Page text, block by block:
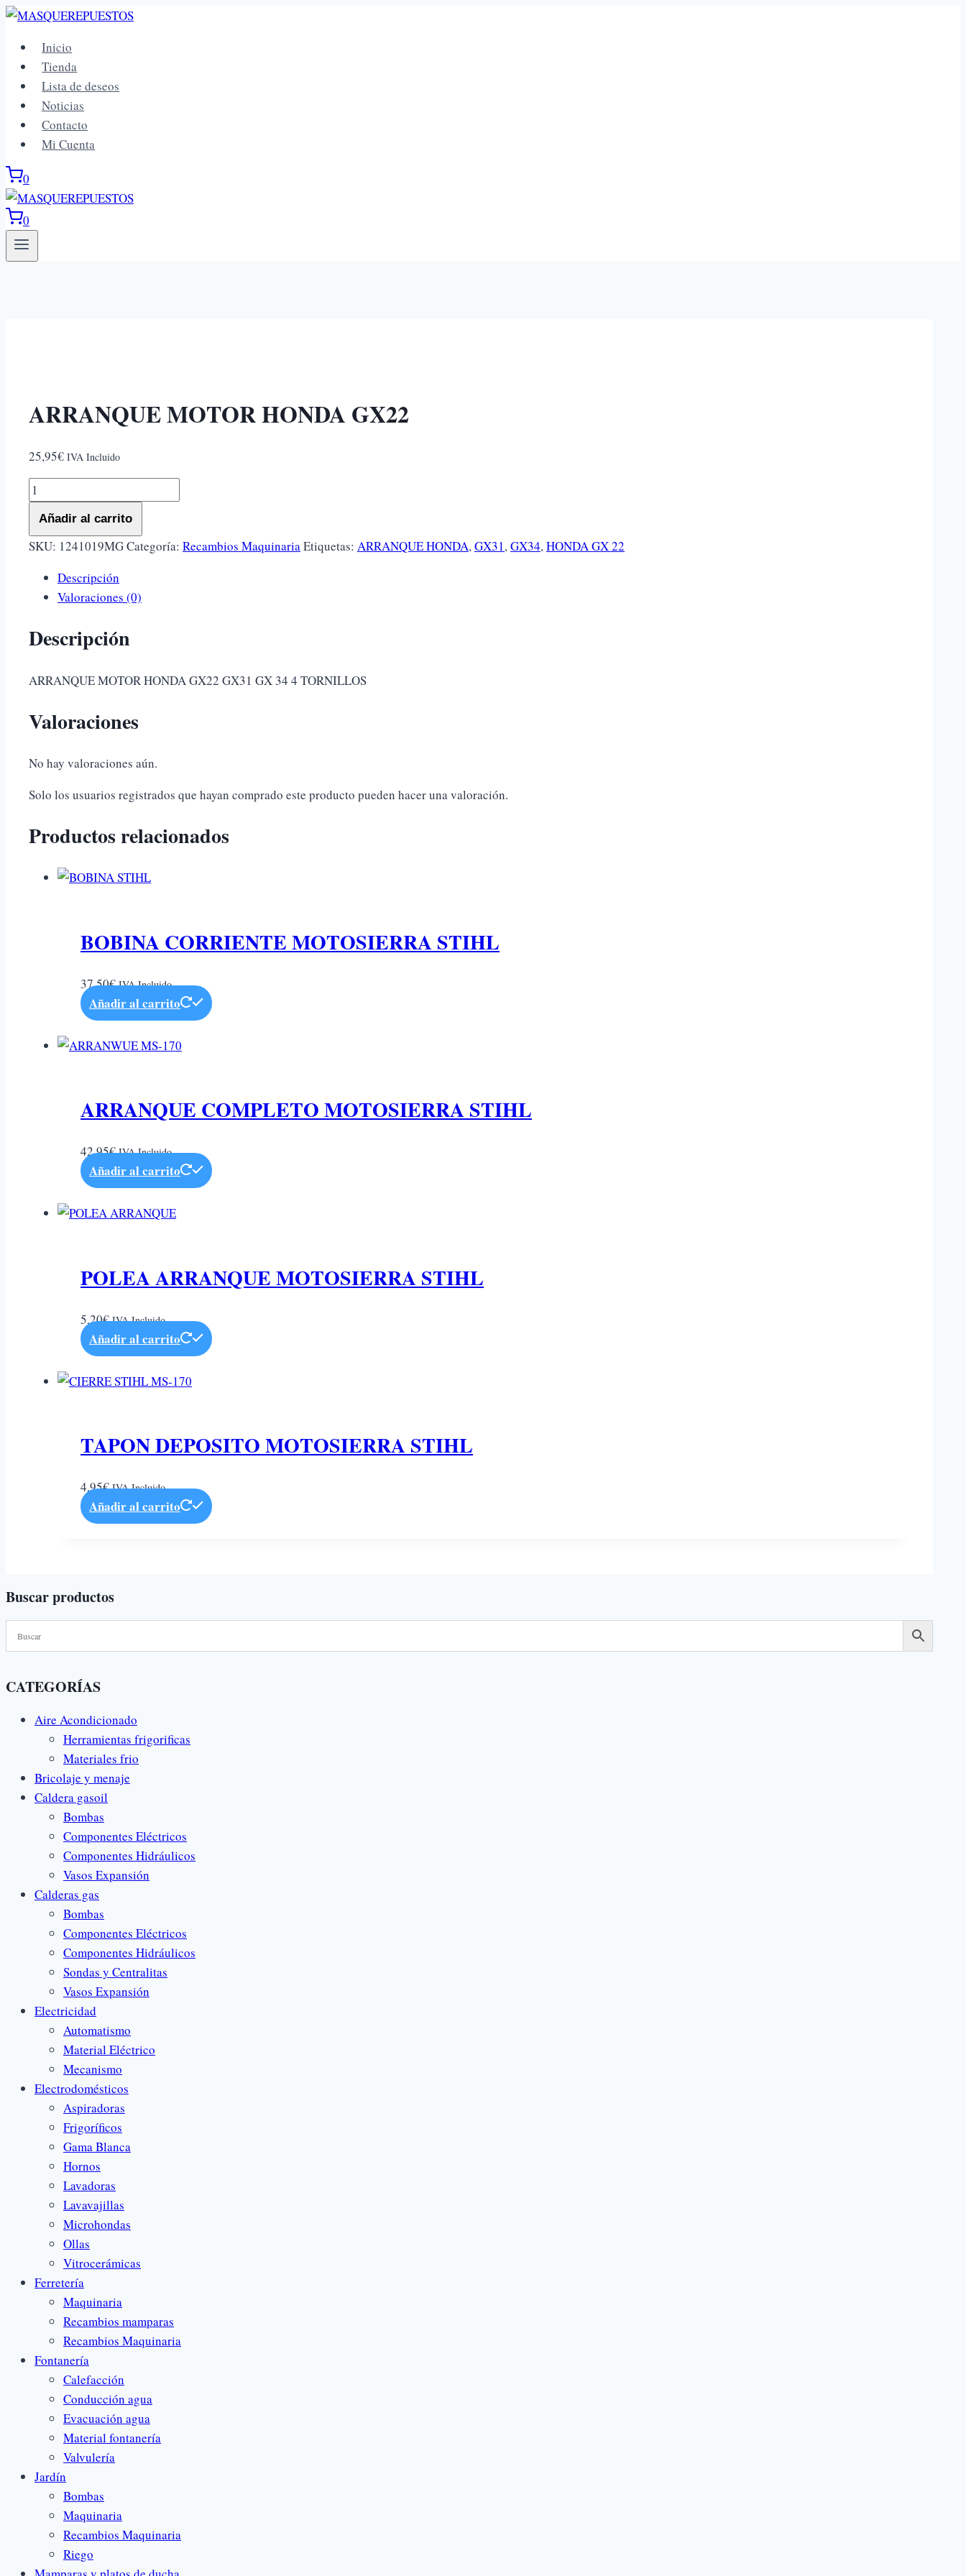
Saltar
contenidoInicio
Tienda
Lista de deseos
Noticias
Contacto
Mi Cuenta
0
0
ARRANQUE MOTOR HONDA GX22
25,95€ IVA Incluido
ARRANQUE
MOTOR
HONDA
GX22
Añadir al carrito
SKU: 1241019MGCategoría: Recambios MaquinariaEtiquetas: ARRANQUE HONDA,GX31,GX34,HONDA GX 22
Descripción
Valoraciones (0)
Descripción
ARRANQUE MOTOR HONDA GX22 GX31 GX 34 4 TORNILLOS
Valoraciones
No hay valoraciones aún.
Solo los usuarios registrados que hayan comprado este producto pueden hacer una valoración.
Productos relacionados
BOBINA CORRIENTE MOTOSIERRA STIHL
37,50€ IVA Incluido
Añadir al carrito
ARRANQUE COMPLETO MOTOSIERRA STIHL
42,95€ IVA Incluido
Añadir al carrito
POLEA ARRANQUE MOTOSIERRA STIHL
5,20€ IVA Incluido
Añadir al carrito
TAPON DEPOSITO MOTOSIERRA STIHL
4,95€ IVA Incluido
Añadir al carrito
Buscar productos
CATEGORÍAS
Aire Acondicionado
Herramientas frigorificas
Materiales frio
Bricolaje y menaje
Caldera gasoil
Bombas
Componentes Eléctricos
Componentes Hidráulicos
Vasos Expansión
Calderas gas
Bombas
Componentes Eléctricos
Componentes Hidráulicos
Sondas y Centralitas
Vasos Expansión
Electricidad
Automatismo
Material Eléctrico
Mecanismo
Electrodomésticos
Aspiradoras
Frigoríficos
Gama Blanca
Hornos
Lavadoras
Lavavajillas
Microhondas
Ollas
Vitrocerámicas
Ferretería
Maquinaria
Recambios mamparas
Recambios Maquinaria
Fontanería
Calefacción
Conducción agua
Evacuación agua
Material fontanería
Valvulería
Jardín
Bombas
Maquinaria
Recambios Maquinaria
Riego